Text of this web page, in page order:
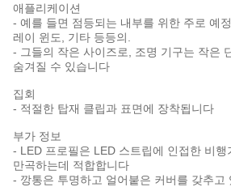
애플리케이션
- 예를 들면 점등되는 내부를 위한 주로 예
레이 윈도, 기타 등등의.
- 그들의 작은 사이즈로, 조명 기구는 작은
숨겨질 수 있습니다
집회
- 적절한 탑재 클립과 표면에 장착됩니다
부가 정보
- LED 프로필은 LED 스트립에 인접한 비행
만곡하는데 적합합니다
- 깡통은 투명하고 얼어붙은 커버를 갖추고